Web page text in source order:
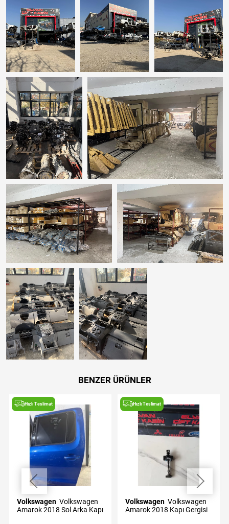
BENZER ÜRÜNLER
Hızlı Teslimat
Volkswagen
Amarok 2018 Sol Arka Kapı
Hızlı Teslimat
Volkswagen
Amarok 2018 Kapı Gergisi